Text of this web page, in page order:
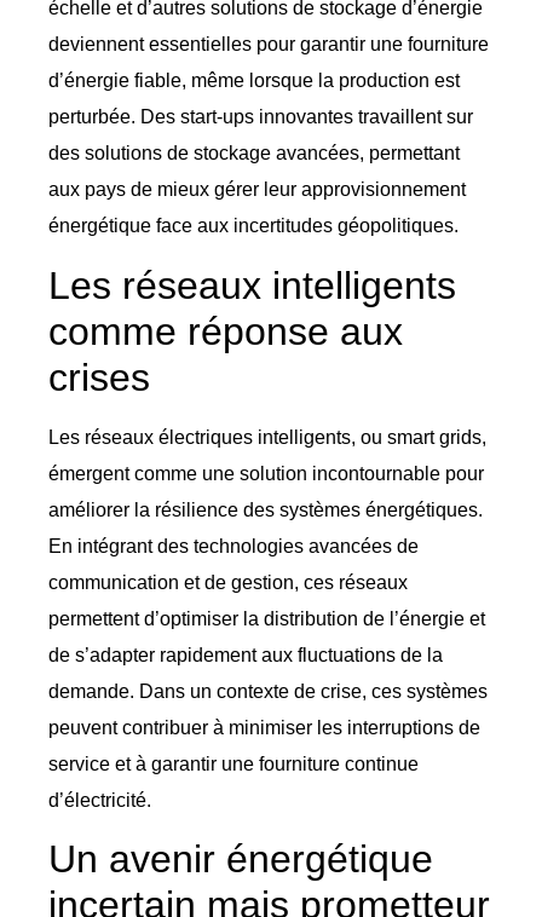
échelle et d’autres solutions de stockage d’énergie
deviennent essentielles pour garantir une fourniture
d’énergie fiable, même lorsque la production est
perturbée. Des start-ups innovantes travaillent sur
des solutions de stockage avancées, permettant
aux pays de mieux gérer leur approvisionnement
énergétique face aux incertitudes géopolitiques.
Les réseaux intelligents
comme réponse aux
crises
Les réseaux électriques intelligents, ou smart grids,
émergent comme une solution incontournable pour
améliorer la résilience des systèmes énergétiques.
En intégrant des technologies avancées de
communication et de gestion, ces réseaux
permettent d’optimiser la distribution de l’énergie et
de s’adapter rapidement aux fluctuations de la
demande. Dans un contexte de crise, ces systèmes
peuvent contribuer à minimiser les interruptions de
service et à garantir une fourniture continue
d’électricité.
Un avenir énergétique
incertain mais prometteur